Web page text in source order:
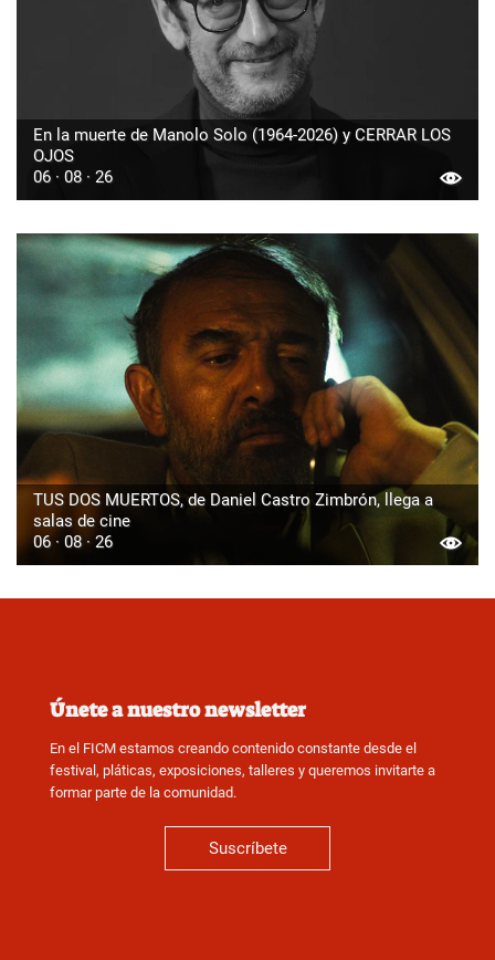
En la muerte de Manolo Solo (1964-2026) y CERRAR LOS
OJOS
06 · 08 · 26
TUS DOS MUERTOS, de Daniel Castro Zimbrón, llega a
salas de cine
06 · 08 · 26
Únete a nuestro newsletter
En el FICM estamos creando contenido constante desde el
festival, pláticas, exposiciones, talleres y queremos invitarte a
formar parte de la comunidad.
Suscríbete